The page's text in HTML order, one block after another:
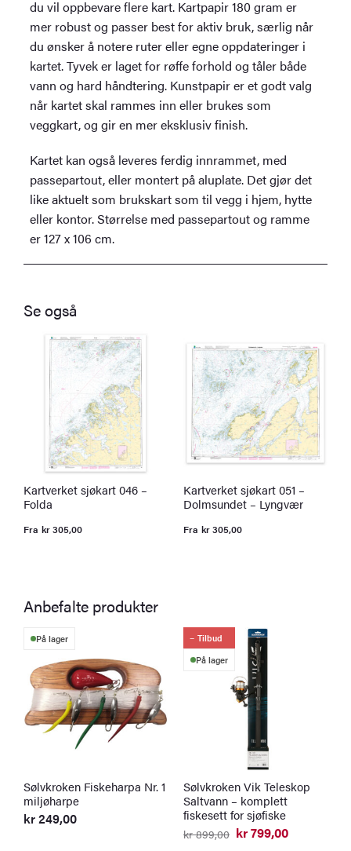
du vil oppbevare flere kart. Kartpapir 180 gram er
mer robust og passer best for aktiv bruk, særlig når
du ønsker å notere ruter eller egne oppdateringer i
kartet. Tyvek er laget for røffe forhold og tåler både
vann og hard håndtering. Kunstpapir er et godt valg
når kartet skal rammes inn eller brukes som
veggkart, og gir en mer eksklusiv finish.
Kartet kan også leveres ferdig innrammet, med
passepartout, eller montert på aluplate. Det gjør det
like aktuelt som brukskart som til vegg i hjem, hytte
eller kontor. Størrelse med passepartout og ramme
er 127 x 106 cm.
Se også
Kartverket sjøkart 046 –
Folda
Fra kr305,00
Kartverket sjøkart 051 –
Dolmsundet – Lyngvær
Fra kr305,00
Anbefalte produkter
På lager
Sølvkroken Fiskeharpa Nr. 1
miljøharpe
kr249,00
Tilbud
På lager
Sølvkroken Vik Teleskop
Saltvann – komplett
fiskesett for sjøfiske
kr899,00
Opprinnelig
kr799,00
Nåværende